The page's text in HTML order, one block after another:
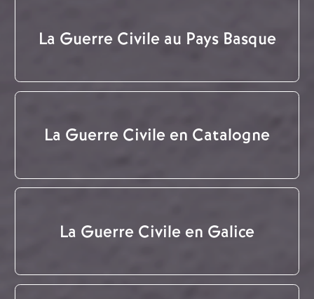
La Guerre Civile au Pays Basque
La Guerre Civile en Catalogne
La Guerre Civile en Galice